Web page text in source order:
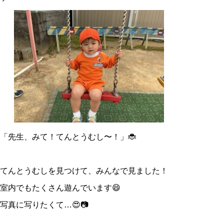
「先生、みて！てんとうむし〜！」🐞
てんとうむしを見つけて、みんなで見ました！
室内でもたくさん遊んでいます😄
写真に写りたくて…😍📷